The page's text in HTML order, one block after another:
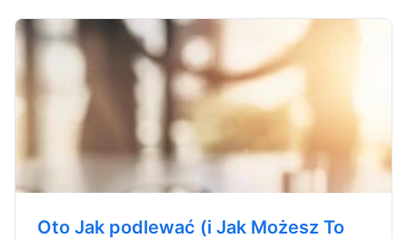
Oto Jak podlewać (i Jak Możesz To